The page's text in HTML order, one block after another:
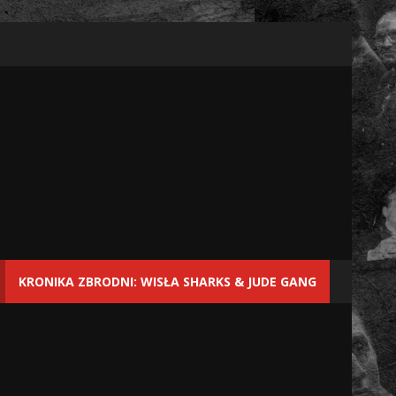
KRONIKA ZBRODNI: WISŁA SHARKS & JUDE GANG